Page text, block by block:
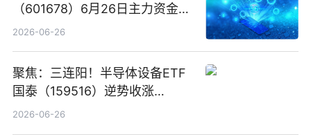
（601678）6月26日主力资金净
卖出5964.34万元
2026-06-26
聚焦：三连阳！半导体设备ETF
国泰（159516）逆势收涨
3.5%，近10日累计净流入超65
2026-06-26